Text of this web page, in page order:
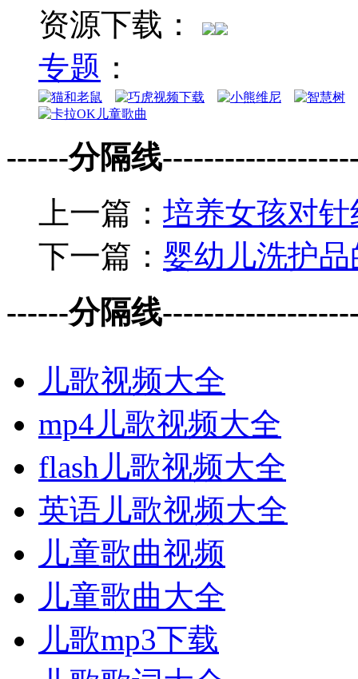
资源下载：
专题 ：
------分隔线
上一篇： 培养女孩对
下一篇： 婴幼儿洗护
------分隔线
儿歌视频大全
mp4儿歌视频大全
flash儿歌视频大全
英语儿歌视频大全
儿童歌曲视频
儿童歌曲大全
儿歌mp3下载